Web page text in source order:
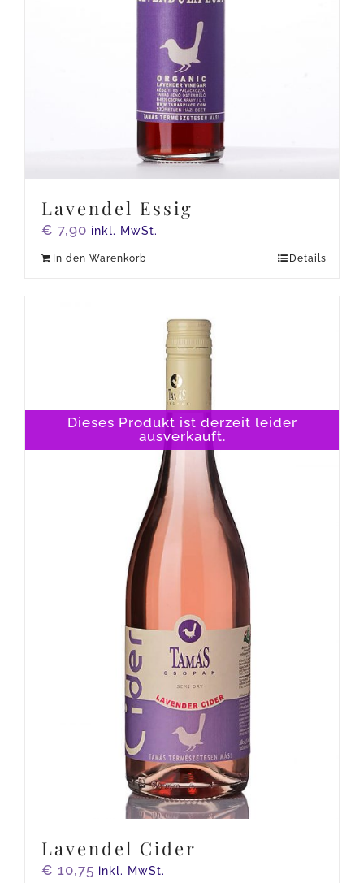
Lavendel Essig
€ 7,90 inkl. MwSt.
In den Warenkorb Details
Dieses Produkt ist derzeit leider
ausverkauft.
Lavendel Cider
€ 10,75 inkl. MwSt.